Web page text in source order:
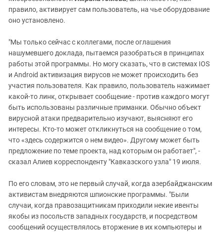
правило, активирует сам пользователь, на чье оборудование
оно установлено.
"Мы только сейчас с коллегами, после оглашения
нашумевшего доклада, пытаемся разобраться в принципах
работы этой программы. Но могу сказать, что в системах IOS
и Android активизация вирусов не может происходить без
участия пользователя. Как правило, пользователь нажимает
какой-то линк, открывает сообщение - против каждого могут
быть использованы различные приманки. Обычно объект
вирусной атаки предварительно изучают, выясняют его
интересы. Кто-то может откликнуться на сообщение о том,
что «здесь содержится о нем видео». Другому может быть
предложение по теме проекта, над которым он работает", -
сказал Алиев корреспонденту "Кавказского узла" 19 июля.
По его словам, это не первый случай, когда азербайджанским
активистам внедряются шпионские программы. "Были
случаи, когда правозащитникам приходили некие ивенты
якобы из посольств западных государств, и посредством
сообщений осуществлялось вторжение в их компьютеры и